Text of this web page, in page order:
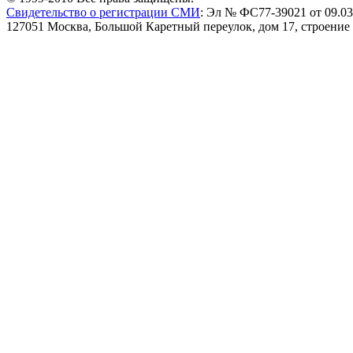
Свидетельство о регистрации СМИ: Эл № ФС77-39021 от
127051 Москва, Большой Каретный переулок, дом 17, строение